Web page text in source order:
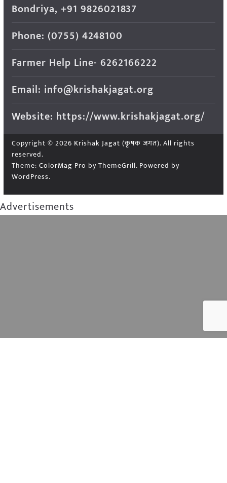
Bondriya, +91 9826021837
Phone: (0755) 4248100
Farmer Help Line- 6262166222
Email: info@krishakjagat.org
Website: https://www.krishakjagat.org/
Copyright © 2026 Krishak Jagat (कृषक जगत). All rights
reserved.
Theme: ColorMag Pro by ThemeGrill. Powered by
WordPress.
Advertisements